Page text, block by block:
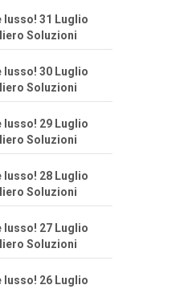
lusso! 31 Luglio
Soluzioni
lusso! 30 Luglio
Soluzioni
lusso! 29 Luglio
Soluzioni
lusso! 28 Luglio
Soluzioni
lusso! 27 Luglio
Soluzioni
lusso! 26 Luglio